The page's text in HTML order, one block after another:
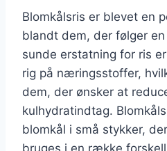
Blomkålsris er blevet en
blandt dem, der følger
sunde erstatning for ris
rig på næringsstoffer,
dem, der ønsker at
kulhydratindtag.
blomkål i små stykker,
bruges i en række